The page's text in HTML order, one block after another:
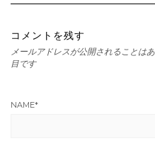
コメントを残す
メールアドレスが公開されることはあ
目です
NAME*